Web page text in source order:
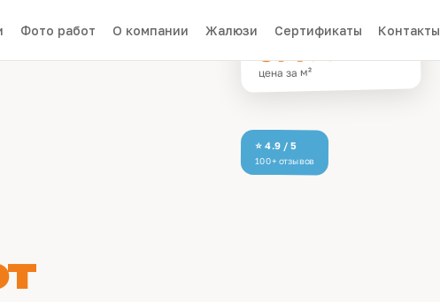
Фото работ О компании Жалюзи Сертификаты Контакты
от 160 ₽/м²
цена за м²
⭐ 4.9 / 5
100+ отзывов